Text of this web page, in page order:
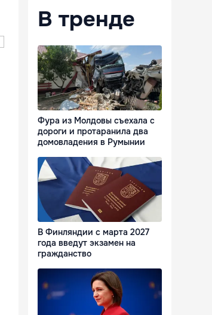
В тренде
Фура из Молдовы съехала с
дороги и протаранила два
домовладения в Румынии
В Финляндии с марта 2027
года введут экзамен на
гражданство